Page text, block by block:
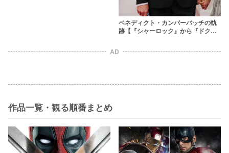
ベネディクト・カンバーバッチの軌
跡【『シャーロック』から『ドクタ
AD
作品一覧・観る順番まとめ